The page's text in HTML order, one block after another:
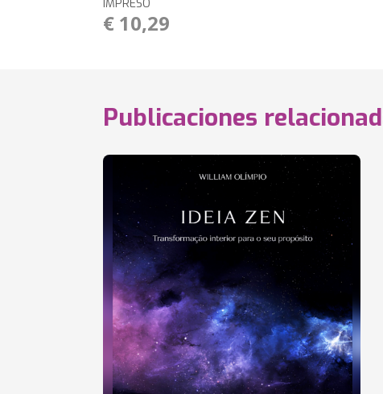
IMPRESO
€ 10,29
Publicaciones